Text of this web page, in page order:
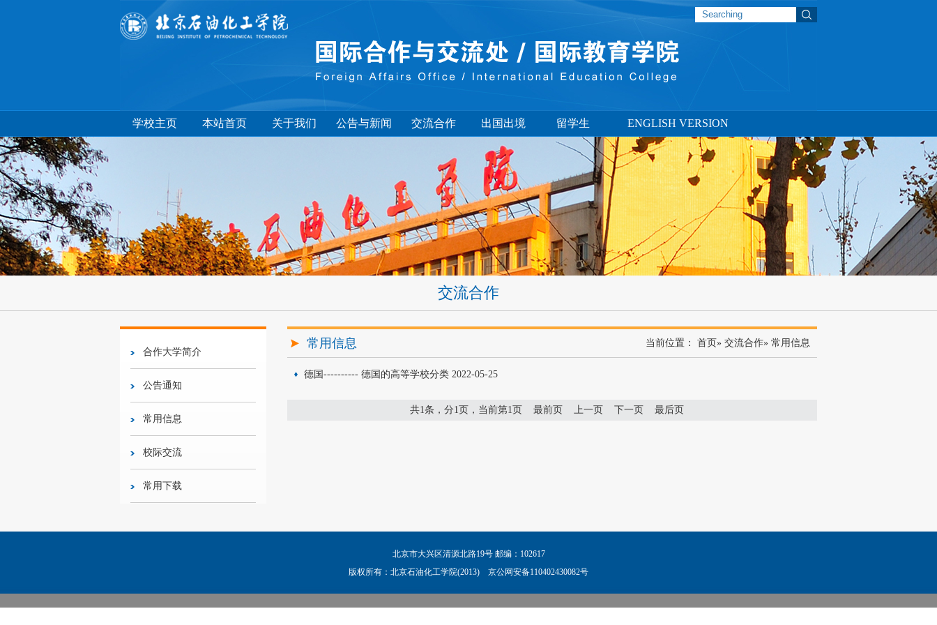
学校主页 本站首页 关于我们 公告与新闻 交流合作 出国出境 留学生 ENGLISH VERSION
交流合作
合作大学简介
公告通知
常用信息
校际交流
常用下载
常用信息 当前位置： 首页» 交流合作» 常用信息
德国---------- 德国的高等学校分类 2022-05-25
共1条，分1页，当前第1页 最前页 上一页 下一页 最后页
北京市大兴区清源北路19号 邮编：102617
版权所有：北京石油化工学院(2013) 京公网安备110402430082号